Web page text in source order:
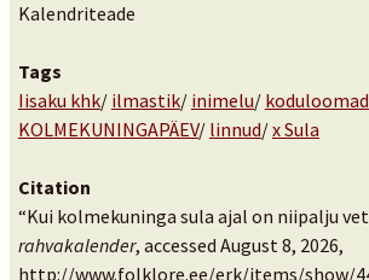
Kalendriteade
Tags
Iisaku khk/ ilmastik/ inimelu/ koduloomad
KOLMEKUNINGAPÄEV/ linnud/x Sula
Citation
“Kui kolmekuninga sula ajal on niipalju
rahvakalender, accessed August 8, 2026,
http://www.folklore.ee/erk/items/show/